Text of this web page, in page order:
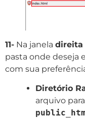
11- Na janela direita
pasta onde deseja
com sua
Diretório
arquivo